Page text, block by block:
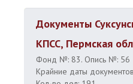
Документы
КПСС, Пермская
Фонд №: 83. Опись №: 56
Крайние даты